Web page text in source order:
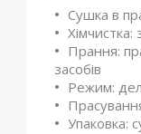
Сушка в
Прання:
засобів
Режим:
Упаковка: